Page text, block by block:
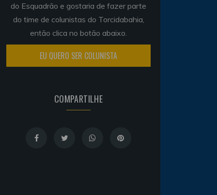
do Esquadrão e gostaria de fazer parte
do time de colunistas do Torcidabahia,
então clica no botão abaixo.
EU QUERO SER COLUNISTA
COMPARTILHE